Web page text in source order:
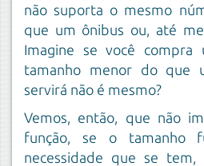
não suporta o mesmo
que um ônibus ou, até
Imagine se você compra
tamanho menor do que
servirá não é mesmo?
Vemos, então, que não
função, se o tamanho
necessidade que se tem,